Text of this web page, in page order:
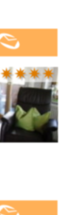
✷✷✷✷